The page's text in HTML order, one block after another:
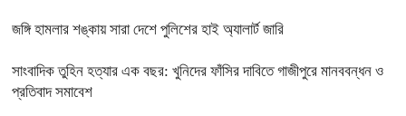
জঙ্গি হামলার শঙ্কায় সারা দেশে পুলিশের হাই অ্যালার্ট জারি
সাংবাদিক তুহিন হত্যার এক বছর: খুনিদের ফাঁসির দাবিতে গাজীপুরে মানববন্ধন ও
প্রতিবাদ সমাবেশ